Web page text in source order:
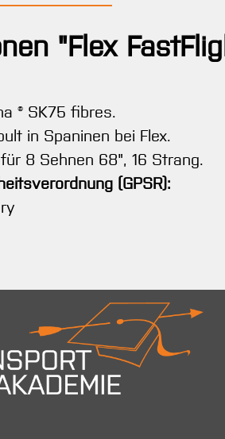
"Flex
® SK75 fibres.
in Spaninen bei Flex.
8 Sehnen 68", 16 Strang.
(GPSR):